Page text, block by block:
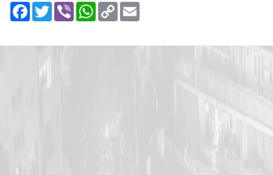
Facebook
TwitterViber WhatsApp
Copy
Link